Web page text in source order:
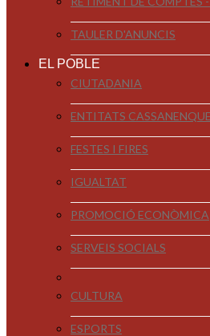
TAULER D'ANUNCIS
EL POBLE
CIUTADANIA
ENTITATS
FESTES I FIRES
IGUALTAT
PROMOCIÓ ECONÒMICA
SERVEIS SOCIALS
CULTURA
ESPORTS